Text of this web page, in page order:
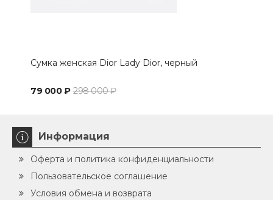
Сумка женская Dior Lady Dior, черный
79 000 ₽ 298 000 ₽
Информация
Оферта и политика конфиденциальности
Пользовательское соглашение
Условия обмена и возврата